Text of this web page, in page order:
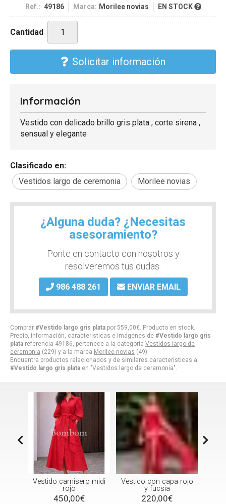
Ref.: 49186 Marca: Morilee novias EN STOCK
Cantidad
Solicitar información
Comprar #Vestido largo gris plata por 559,00€. Producto en stock.
Precio, información, características e imágenes de #Vestido largo gris
plata referencia 49186, pertenece a la categoría Vestidos largo de
ceremonia (229) y a la marca Morilee novias (49).
Encuentra productos relacionados y de similares características a
#Vestido largo gris plata en "Vestidos largo de ceremonia".
Información
Vestido con delicado brillo gris plata , corte sirena ,
sensual y elegante
Clasificado en:
Vestidos largo de ceremonia
Morilee novias
¿Alguna duda? ¿Necesitas
asesoramiento?
Ponte en contacto con nosotros y
resolveremos tus dudas.
986 488 261 ENVIAR EMAIL
Vestido camisero midi
rojo
450,00€
Vestido con capa rojo
y fucsia
220,00€